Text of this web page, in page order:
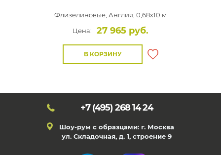
Флизелиновые, Англия, 0,68x10 м
Цена:
27 965 руб.
В КОРЗИНУ
+7 (495) 268 14 24
Шоу-рум с образцами: г. Москва
ул. Складочная, д. 1, строение 9